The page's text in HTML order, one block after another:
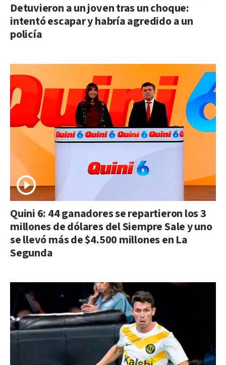
Detuvieron a un joven tras un choque:
intentó escapar y habría agredido a un
policía
Quini 6: 44 ganadores se repartieron los 3
millones de dólares del Siempre Sale y uno
se llevó más de $4.500 millones en La
Segunda